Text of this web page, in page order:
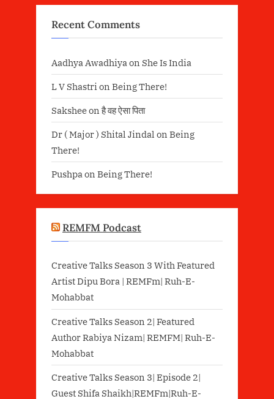
Recent Comments
Aadhya Awadhiya on She Is India
L V Shastri on Being There!
Saksheeonहै वह ऐसा पिता
Dr ( Major ) Shital Jindal on Being
There!
Pushpaon Being There!
REMFM Podcast
Creative Talks Season 3 With Featured
Artist Dipu Bora | REMFm| Ruh-E-
Mohabbat
Creative Talks Season 2| Featured
Author Rabiya Nizam| REMFM| Ruh-E-
Mohabbat
Creative Talks Season 3| Episode 2|
Guest Shifa Shaikh|REMFm|Ruh-E-